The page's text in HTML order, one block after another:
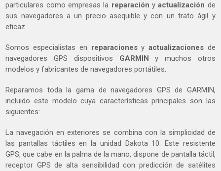
particulares como empresas la reparación yactualización de
sus navegadores a un precio asequible y con un trato ágil y
eficaz.
Somos especialistas en reparacionesyactualizaciones de
navegadores GPS dispositivos GARMIN y muchos otros
modelos y fabricantes de navegadores portátiles.
Reparamos toda la gama de navegadores GPS de GARMIN,
incluido este modelo cuya características principales son las
siguientes:
La navegación en exteriores se combina con la simplicidad de
las pantallas táctiles en la unidad Dakota 10. Este resistente
GPS, que cabe en la palma de la mano, dispone de pantalla táctil,
receptor GPS de alta sensibilidad con predicción de satélites